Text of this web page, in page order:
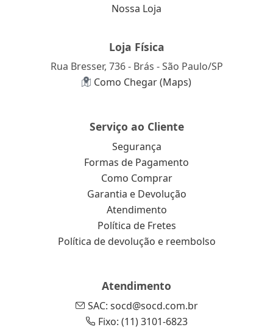
Nossa Loja
Loja Física
Rua Bresser, 736 - Brás - São Paulo/SP
Como Chegar (Maps)
Serviço ao Cliente
Segurança
Formas de Pagamento
Como Comprar
Garantia e Devolução
Atendimento
Política de Fretes
Política de devolução e reembolso
Atendimento
SAC: socd@socd.com.br
Fixo: (11) 3101-6823